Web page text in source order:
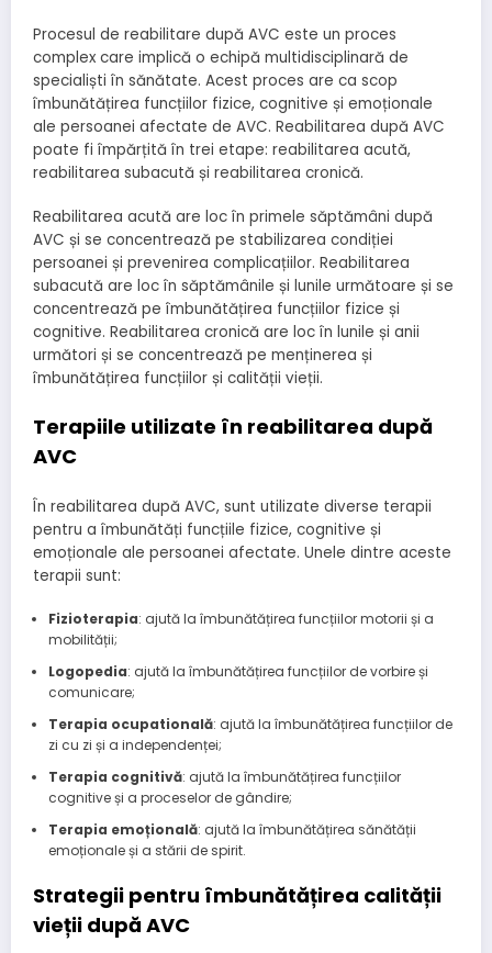
Procesul de reabilitare după AVC este un proces
complex care implică o echipă multidisciplinară de
specialiști în sănătate. Acest proces are ca scop
îmbunătățirea funcțiilor fizice, cognitive și emoționale
ale persoanei afectate de AVC. Reabilitarea după AVC
poate fi împărțită în trei etape: reabilitarea acută,
reabilitarea subacută și reabilitarea cronică.
Reabilitarea acută are loc în primele săptămâni după
AVC și se concentrează pe stabilizarea condiției
persoanei și prevenirea complicațiilor. Reabilitarea
subacută are loc în săptămânile și lunile următoare și se
concentrează pe îmbunătățirea funcțiilor fizice și
cognitive. Reabilitarea cronică are loc în lunile și anii
următori și se concentrează pe menținerea și
îmbunătățirea funcțiilor și calității vieții.
Terapiile utilizate în reabilitarea după
AVC
În reabilitarea după AVC, sunt utilizate diverse terapii
pentru a îmbunătăți funcțiile fizice, cognitive și
emoționale ale persoanei afectate. Unele dintre aceste
terapii sunt:
Fizioterapia: ajută la îmbunătățirea funcțiilor motorii și a
mobilității;
Logopedia: ajută la îmbunătățirea funcțiilor de vorbire și
comunicare;
Terapia ocupatională: ajută la îmbunătățirea funcțiilor de
zi cu zi și a independenței;
Terapia cognitivă: ajută la îmbunătățirea funcțiilor
cognitive și a proceselor de gândire;
Terapia emoțională: ajută la îmbunătățirea sănătății
emoționale și a stării de spirit.
Strategii pentru îmbunătățirea calității
vieții după AVC